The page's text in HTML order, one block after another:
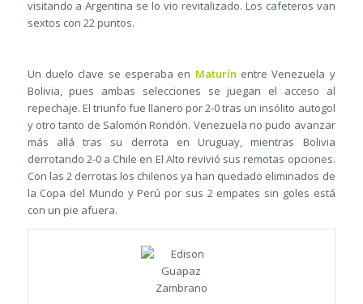
visitando a Argentina se lo vio revitalizado. Los cafeteros van
sextos con 22 puntos.
Un duelo clave se esperaba en Maturín entre Venezuela y
Bolivia, pues ambas selecciones se juegan el acceso al
repechaje. El triunfo fue llanero por 2-0 tras un insólito autogol
y otro tanto de Salomón Rondón. Venezuela no pudo avanzar
más allá tras su derrota en Uruguay, mientras Bolivia
derrotando 2-0 a Chile en El Alto revivió sus remotas opciones.
Con las 2 derrotas los chilenos ya han quedado eliminados de
la Copa del Mundo y Perú por sus 2 empates sin goles está
con un pie afuera.